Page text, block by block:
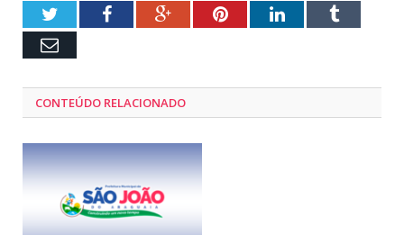
TwitterFacebookGoogle+PinterestLinkedInTumblr
Email
CONTEÚDO RELACIONADO